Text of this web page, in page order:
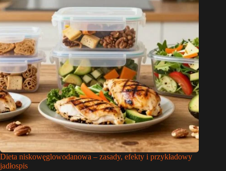
Dieta niskowęglowodanowa – zasady, efekty i przykładowy
jadłospis